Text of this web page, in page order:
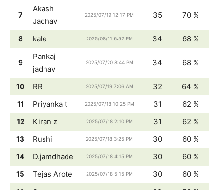
7
Akash
Jadhav
2025/07/19 12:17 PM 35 70 %
8 kale 2025/08/11 6:52 PM 34 68 %
9
Pankaj
jadhav
2025/07/20 8:44 PM 34 68 %
10 RR 2025/07/19 7:06 AM 32
64 %
11
Priyanka t 2025/07/18 10:25 PM 31
62 %
12
Kiran z 2025/07/18 2:10 PM 31
62 %
13
Rushi 2025/07/18 3:25 PM 30
60 %
14
D.jamdhade 2025/07/18 4:15 PM 30
60 %
15
Tejas Arote 2025/07/18 5:15 PM 30
60 %